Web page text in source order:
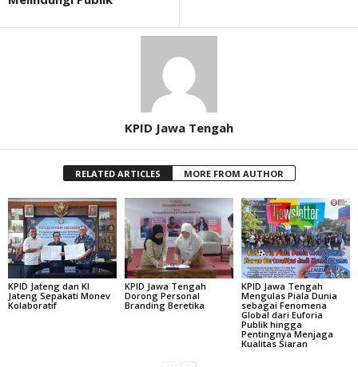
KPID Jawa Tengah
RELATED ARTICLES MORE FROM AUTHOR
KPID Jateng dan KI
Jateng Sepakati Monev
Kolaboratif
KPID Jawa Tengah
Dorong Personal
Branding Beretika
KPID Jawa Tengah
Mengulas Piala Dunia
sebagai Fenomena
Global dari Euforia
Publik hingga
Pentingnya Menjaga
Kualitas Siaran